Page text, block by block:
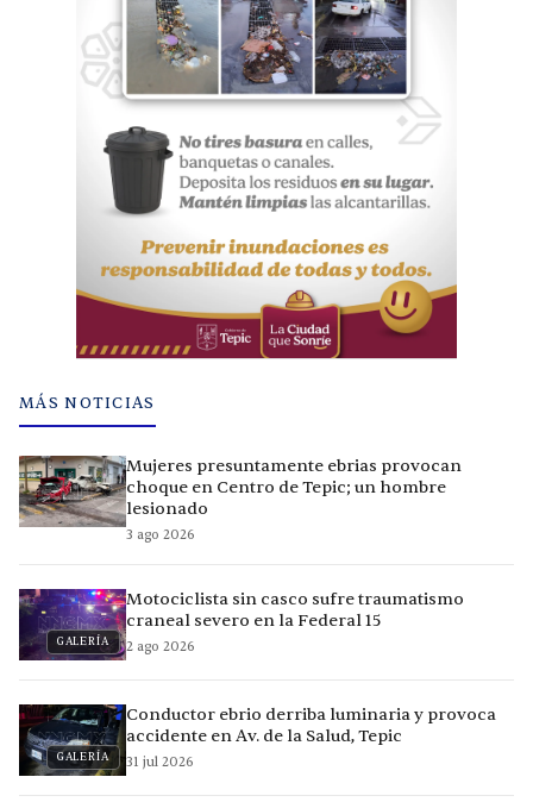
MÁS NOTICIAS
Mujeres presuntamente ebrias provocan
choque en Centro de Tepic; un hombre
lesionado
3 ago 2026
GALERÍA
Motociclista sin casco sufre traumatismo
craneal severo en la Federal 15
2 ago 2026
GALERÍA
Conductor ebrio derriba luminaria y provoca
accidente en Av. de la Salud, Tepic
31 jul 2026